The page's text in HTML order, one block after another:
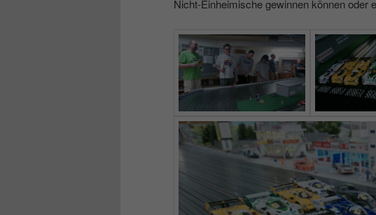
Nicht-Einheimische gewinnen können oder